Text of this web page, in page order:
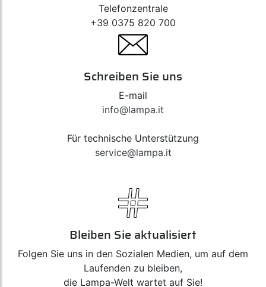
Telefonzentrale
+39 0375 820 700
Schreiben Sie uns
E-mail
info@lampa.it
Für technische Unterstützung
service@lampa.it
Bleiben Sie aktualisiert
Folgen Sie uns in den Sozialen Medien, um auf dem
Laufenden zu bleiben,
die Lampa-Welt wartet auf Sie!